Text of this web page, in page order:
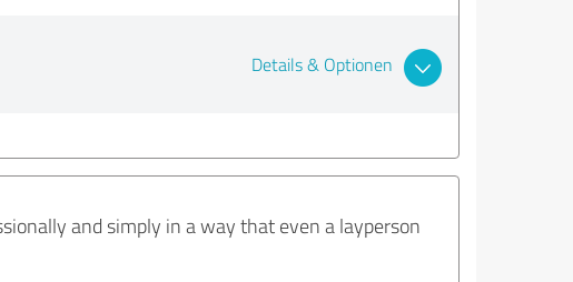
Details & Optionen
and simply in a way that even a layperson